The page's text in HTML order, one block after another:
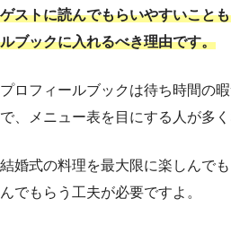
ゲストに読んでもらいやすいこと
ルブックに入れるべき理由です。
プロフィールブックは待ち時間の
で、メニュー表を目にする人が多く
結婚式の料理を最大限に楽しんで
んでもらう工夫が必要ですよ。